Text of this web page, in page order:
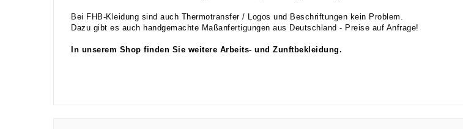
Bei FHB-Kleidung sind auch Thermotransfer / Logos und Beschriftungen kein Problem.
Dazu gibt es auch handgemachte Maßanfertigungen aus Deutschland - Preise auf Anfrage!
In unserem Shop finden Sie weitere Arbeits- und Zunftbekleidung.